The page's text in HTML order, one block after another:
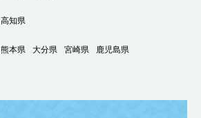
高知県
熊本県 大分県 宮崎県
鹿児島県